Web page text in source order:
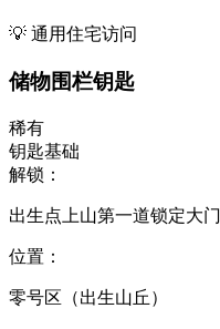
💡 通用住宅访问
储物围栏钥匙
稀有
钥匙基础
解锁：
出生点上山第一道锁定大门
位置：
零号区（出生山丘）